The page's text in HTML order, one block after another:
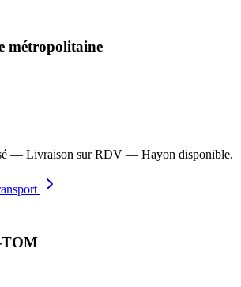
métropolitaine
— Livraison sur RDV — Hayon disponible.